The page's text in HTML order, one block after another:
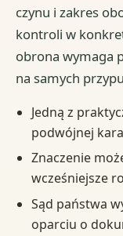
czynu i zakres
kontroli w
obrona wymaga
na samych
Jedną z
podwójnej
Znaczenie
wcześniejsze
Sąd państwa
oparciu o